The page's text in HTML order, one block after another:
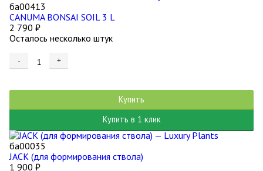
ба00413
CANUMA BONSAI SOIL 3 L
2 790 ₽
Осталось несколько штук
- +
Купить
Купить в 1 клик
ба00035
JACK (для формирования ствола)
1 900 ₽